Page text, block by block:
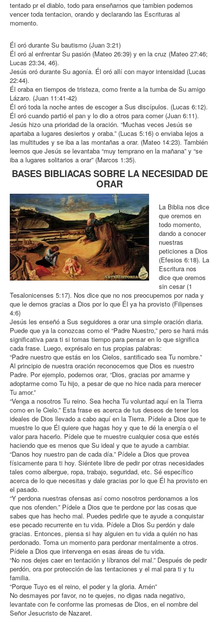
tentado pr el diablo, todo para enseñarnos que tambien podemos
vencer toda tentacion, orando y declarando las Escrituras al
momento.
Él oró durante Su bautismo (Juan 3:21)
Él oró al enfrentar Su pasión (Mateo 26:39) y en la cruz (Mateo 27:46;
Lucas 23:34, 46).
Jesús oró durante Su agonía. Él oró allí con mayor intensidad (Lucas
22:44).
Él oraba en tiempos de tristeza, como frente a la tumba de Su amigo
Lázaro. (Juan 11:41-42)
Él oró toda la noche antes de escoger a Sus discípulos. (Lucas 6:12).
Él oró cuando partió el pan y lo dio a otros para comer (Juan 6:11).
Jesús hizo una prioridad de la oración. “Muchas veces Jesús se
apartaba a lugares desiertos y oraba.” (Lucas 5:16) o enviaba lejos a
las multitudes y se iba a las montañas a orar. (Mateo 14:23). También
leemos que Jesús se levantaba “muy temprano en la mañana” y “se
iba a lugares solitarios a orar” (Marcos 1:35).
BASES BIBLIACAS SOBRE LA NECESIDAD DE
ORAR
La Biblia nos dice
que oremos en
todo momento,
dando a conocer
nuestras
peticiones a Dios
(Efesios 6:18). La
Escritura nos
dice que oremos
sin cesar (1
Tesalonicenses 5:17). Nos dice que no nos preocupemos por nada y
que le demos gracias a Dios por lo que Él ya ha provisto (Filipenses
4:6)
Jesús les enseñó a Sus seguidores a orar una simple oración diaria.
Puede que ya la conozcas como el “Padre Nuestro,” pero se hará más
significativa para ti si tomas tiempo para pensar en lo que significa
cada frase. Luego, exprésalo en tus propias palabras:
“Padre nuestro que estás en los Cielos, santificado sea Tu nombre.”
Al principio de nuestra oración reconocemos que Dios es nuestro
Padre. Por ejemplo, podemos orar, “Dios, gracias por amarme y
adoptarme como Tu hijo, a pesar de que no hice nada para merecer
Tu amor.”
“Venga a nosotros Tu reino. Sea hecha Tu voluntad aquí en la Tierra
como en le Cielo.” Esta frase es acerca de tus deseos de tener los
ideales de Dios llevado a cabo aquí en la Tierra. Pídele a Dios que te
muestre lo que Él quiere que hagas hoy y que te dé la energía o el
valor para hacerlo. Pídele que te muestre cualquier cosa que estés
haciendo que es menos que Su ideal y que te ayude a cambiar.
“Danos hoy nuestro pan de cada día.” Pídele a Dios que provea
físicamente para ti hoy. Siéntete libre de pedir por otras necesidades
tales como albergue, ropa, trabajo, seguridad, etc. Sé específico
acerca de lo que necesitas y dale gracias por lo que Él ha provisto en
el pasado.
“Y perdona nuestras ofensas así como nosotros perdonamos a los
que nos ofenden.” Pídele a Dios que te perdone por las cosas que
sabes que has hecho mal. Puedes pedirle que te ayude a conquistar
ese pecado recurrente en tu vida. Pídele a Dios Su perdón y dale
gracias. Entonces, piensa si hay alguien en tu vida a quién no has
perdonado. Toma un momento para perdonar mentalmente a otros.
Pídele a Dios que intervenga en esas áreas de tu vida.
“No nos dejes caer en tentación y líbranos del mal.” Después de pedir
perdón, ora por protección de las tentaciones y el mal para ti y tu
familia.
“Porque Tuyo es el reino, el poder y la gloria. Amén”
No desmayes por favor, no te quejes, no digas nada negativo,
levantate con fe conforme las promesas de Dios, en el nombre del
Señor Jesucristo de Nazaret.